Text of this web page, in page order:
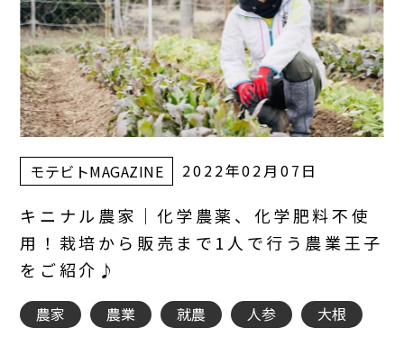
モテビトMAGAZINE 2022年02月07日
キニナル農家｜化学農薬、化学肥料不使
用！栽培から販売まで1人で行う農業王子
をご紹介♪
農家 農業 就農 人参
大根